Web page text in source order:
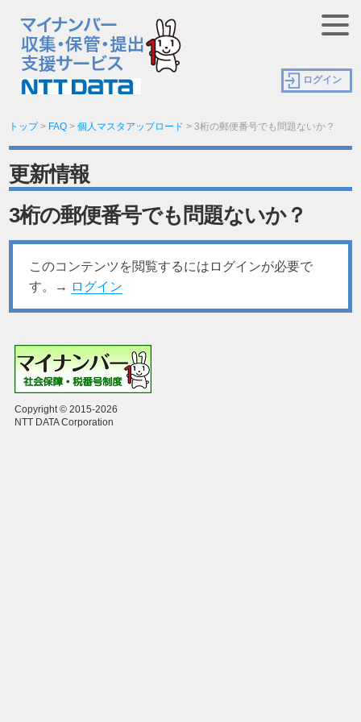
ログイン
トップ> FAQ >個人マスタアップロード >3桁の郵便番号でも問題ないか？
更新情報
3桁の郵便番号でも問題ないか？
このコンテンツを閲覧するにはログインが必要で
す。→ ログイン
Copyright © 2015-2026
NTT DATA Corporation